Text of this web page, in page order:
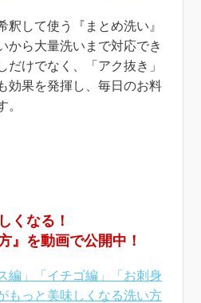
釈して使う『まとめ洗い』
から大量洗いまで対応でき
だけでなく、「アク抜き」
効果を発揮し、毎日のお料
。
くなる！
』を動画で公開中！
編」「イチゴ編」「お刺身
もっと美味しくなる洗い方